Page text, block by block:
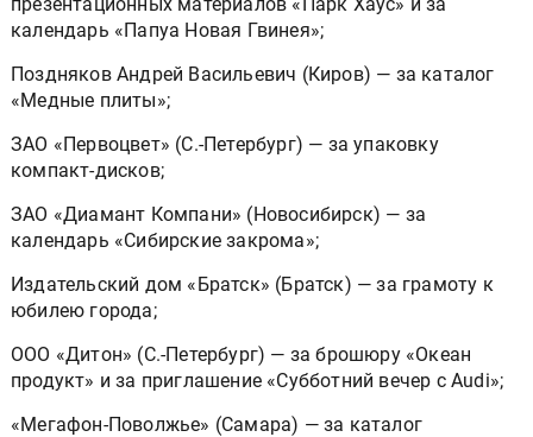
календарь «Папуа Новая Гвинея»;
Поздняков Андрей Васильевич (Киров) — за каталог
«Медные плиты»;
ЗАО «Первоцвет» (С.-Петербург) — за упаковку
компакт-дисков;
ЗАО «Диамант Компани» (Новосибирск) — за
календарь «Сибирские закрома»;
Издательский дом «Братск» (Братск) — за грамоту к
юбилею города;
ООО «Дитон» (С.-Петербург) — за брошюру «Океан
продукт» и за приглашение «Субботний вечер с Audi»;
«Мегафон-Поволжье» (Самара) — за каталог